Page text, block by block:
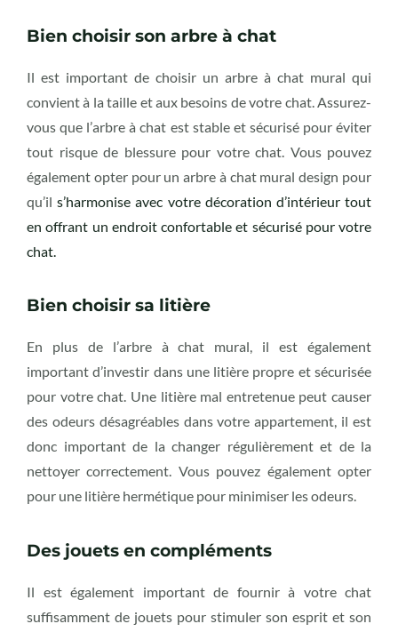
Bien choisir son arbre à chat
Il est important de choisir un arbre à chat mural qui
convient à la taille et aux besoins de votre chat. Assurez-
vous que l’arbre à chat est stable et sécurisé pour éviter
tout risque de blessure pour votre chat. Vous pouvez
également opter pour un arbre à chat mural design pour
qu’ils’harmonise avec votre décoration d’intérieur tout
en offrant un endroit confortable et sécurisé pour votre
chat.
Bien choisir sa litière
En plus de l’arbre à chat mural, il est également
important d’investir dans une litière propre et sécurisée
pour votre chat. Une litière mal entretenue peut causer
des odeurs désagréables dans votre appartement, il est
donc important de la changer régulièrement et de la
nettoyer correctement. Vous pouvez également opter
pour une litière hermétique pour minimiser les odeurs.
Des jouets en compléments
Il est également important de fournir à votre chat
suffisamment de jouets pour stimuler son esprit et son